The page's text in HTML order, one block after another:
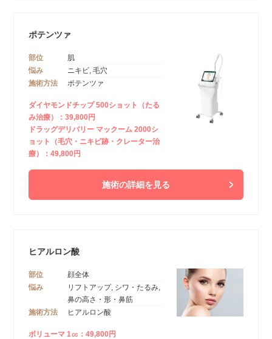
ポテンツァ
部位
肌
悩み
ニキビ, 毛穴
施術方法
ポテンツァ
ダイヤモンドチップ 500ショット（たる
み治療）：39,800円
ドラッグデリバリー マックーム 2000シ
ョット（毛穴・ニキビ跡・クレーター治
療）：49,800円
施術の詳細を見る
ヒアルロン酸
部位
顔全体
悩み
リフトアップ, シワ・たるみ,
鼻の高さ・形・鼻筋
施術方法
ヒアルロン酸
ボリューマ 1㏄：49,800円